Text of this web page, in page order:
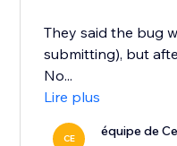
They said the bug
submitting), but
No...
Lire plus
CE équipe de